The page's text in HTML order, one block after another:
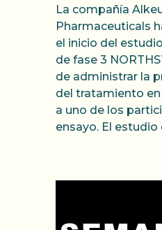
La compañía
Pharmaceuticals
el inicio del
de fase 3
de administrar la
del tratamiento
a uno de los
ensayo. El estudio